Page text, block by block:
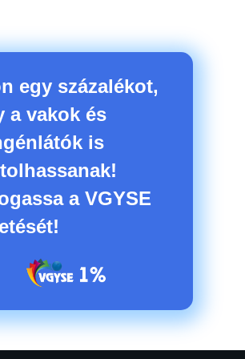
egy százalékot,
a vakok és
is
a VGYSE